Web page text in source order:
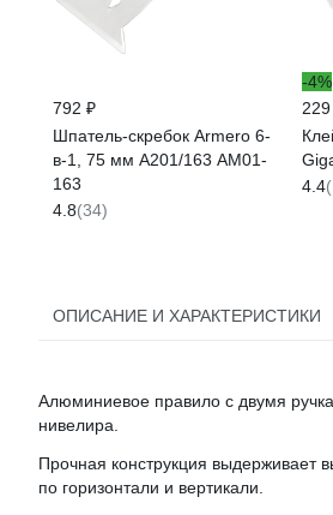
792 ₽
Шпатель-скребок Armero 6-
в-1, 75 мм A201/163 AM01-
163
4.8(34)
-4%
4.4
ОПИСАНИЕ И ХАРАКТЕРИСТИКИ
Алюминиевое правило с двумя
нивелира.
Прочная конструкция выдерживает
по горизонтали и вертикали.